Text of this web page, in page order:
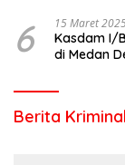
6 15 Maret
Kasdam I/
di Medan
Berita Kriminal